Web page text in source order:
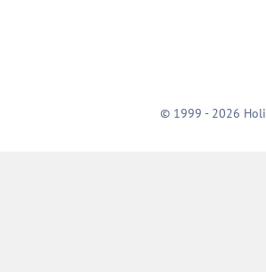
© 1999 - 2026